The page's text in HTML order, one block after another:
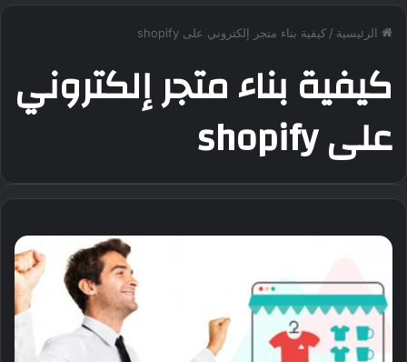
الرئيسية / كيفية بناء متجر إلكتروني على shopify
كيفية بناء متجر إلكتروني
على shopify